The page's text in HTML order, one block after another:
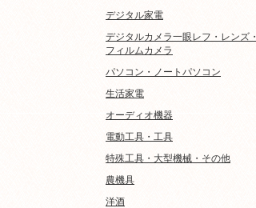
デジタル家電
デジタルカメラ一眼レフ・レンズ・
フィルムカメラ
パソコン・ノートパソコン
生活家電
オーディオ機器
電動工具・工具
特殊工具・大型機械・その他
農機具
洋酒